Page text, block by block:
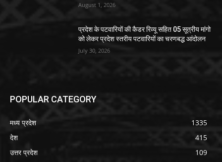
August 1, 2026
प्रदेश के पटवारियों की कैडर रिव्यू सहित 05 सूत्रीय मांगो
को लेकर प्रदेश स्तरीय पटवारियों का चरणबद्ध आंदोलन
July 30, 2026
POPULAR CATEGORY
मध्य प्रदेश
1335
देश
415
उत्तर प्रदेश
109